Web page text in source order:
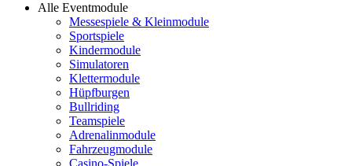
Alle Eventmodule
Messespiele & Kleinmodule
Sportspiele
Kindermodule
Simulatoren
Klettermodule
Hüpfburgen
Bullriding
Teamspiele
Adrenalinmodule
Fahrzeugmodule
Casino-Spiele